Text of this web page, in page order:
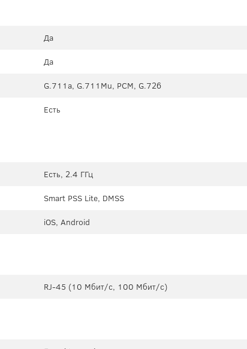
Да
Да
G.711a, G.711Mu, PCM, G.726
Есть
Есть, 2.4 ГГц
Smart PSS Lite, DMSS
iOS, Android
RJ-45 (10 Мбит/с, 100 Мбит/с)